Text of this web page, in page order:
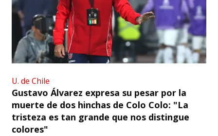
U. de Chile
Gustavo Álvarez expresa su pesar por la
muerte de dos hinchas de Colo Colo: "La
tristeza es tan grande que nos distingue
colores"